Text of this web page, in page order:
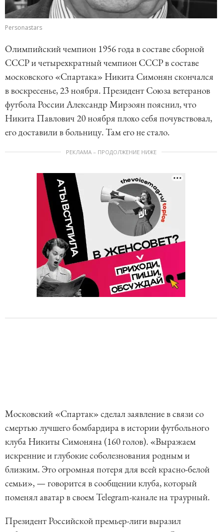
Personastars
Олимпийский чемпион 1956 года в составе сборной
СССР и четырехкратный чемпион СССР в составе
московского «Спартака» Никита Симонян скончался
в воскресенье, 23 ноября. Президент Союза ветеранов
футбола России Александр Мирзоян пояснил, что
Никита Павлович 20 ноября плохо себя почувствовал,
его доставили в больницу. Там его не стало.
РЕКЛАМА – ПРОДОЛЖЕНИЕ НИЖЕ
Московский «Спартак» сделал заявление в связи со
смертью лучшего бомбардира в истории футбольного
клуба Никиты Симоняна (160 голов). «Выражаем
искренние и глубокие соболезнования родным и
близким. Это огромная потеря для всей красно-белой
семьи», — говорится в сообщении клуба, который
поменял аватар в своем Telegram-канале на траурный.
Президент Российской премьер-лиги выразил